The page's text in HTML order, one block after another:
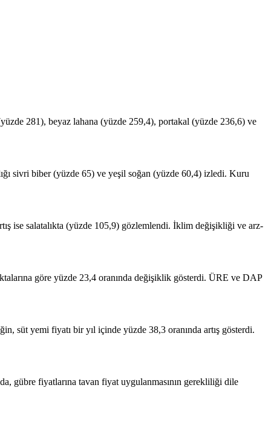
281), beyaz lahana (yüzde 259,4), portakal (yüzde 236,6) ve
sivri biber (yüzde 65) ve yeşil soğan (yüzde 60,4) izledi. Kuru
ise salatalıkta (yüzde 105,9) gözlemlendi. İklim değişikliği ve arz-
göre yüzde 23,4 oranında değişiklik gösterdi. ÜRE ve DAP
süt yemi fiyatı bir yıl içinde yüzde 38,3 oranında artış gösterdi.
gübre fiyatlarına tavan fiyat uygulanmasının gerekliliği dile